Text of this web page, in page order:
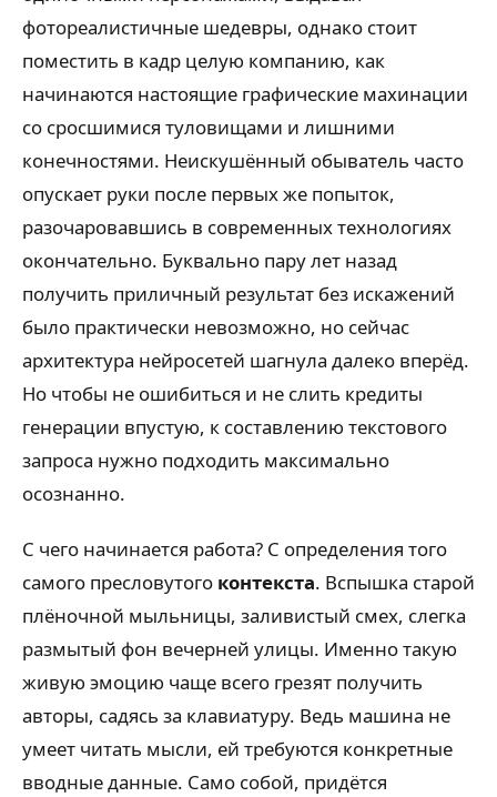
фотореалистичные шедевры, однако стоит
поместить в кадр целую компанию, как
начинаются настоящие графические махинации
со сросшимися туловищами и лишними
конечностями. Неискушённый обыватель часто
опускает руки после первых же попыток,
разочаровавшись в современных технологиях
окончательно. Буквально пару лет назад
получить приличный результат без искажений
было практически невозможно, но сейчас
архитектура нейросетей шагнула далеко вперёд.
Но чтобы не ошибиться и не слить кредиты
генерации впустую, к составлению текстового
запроса нужно подходить максимально
осознанно.
С чего начинается работа? С определения того
самого пресловутого контекста. Вспышка старой
плёночной мыльницы, заливистый смех, слегка
размытый фон вечерней улицы. Именно такую
живую эмоцию чаще всего грезят получить
авторы, садясь за клавиатуру. Ведь машина не
умеет читать мысли, ей требуются конкретные
вводные данные. Само собой, придётся